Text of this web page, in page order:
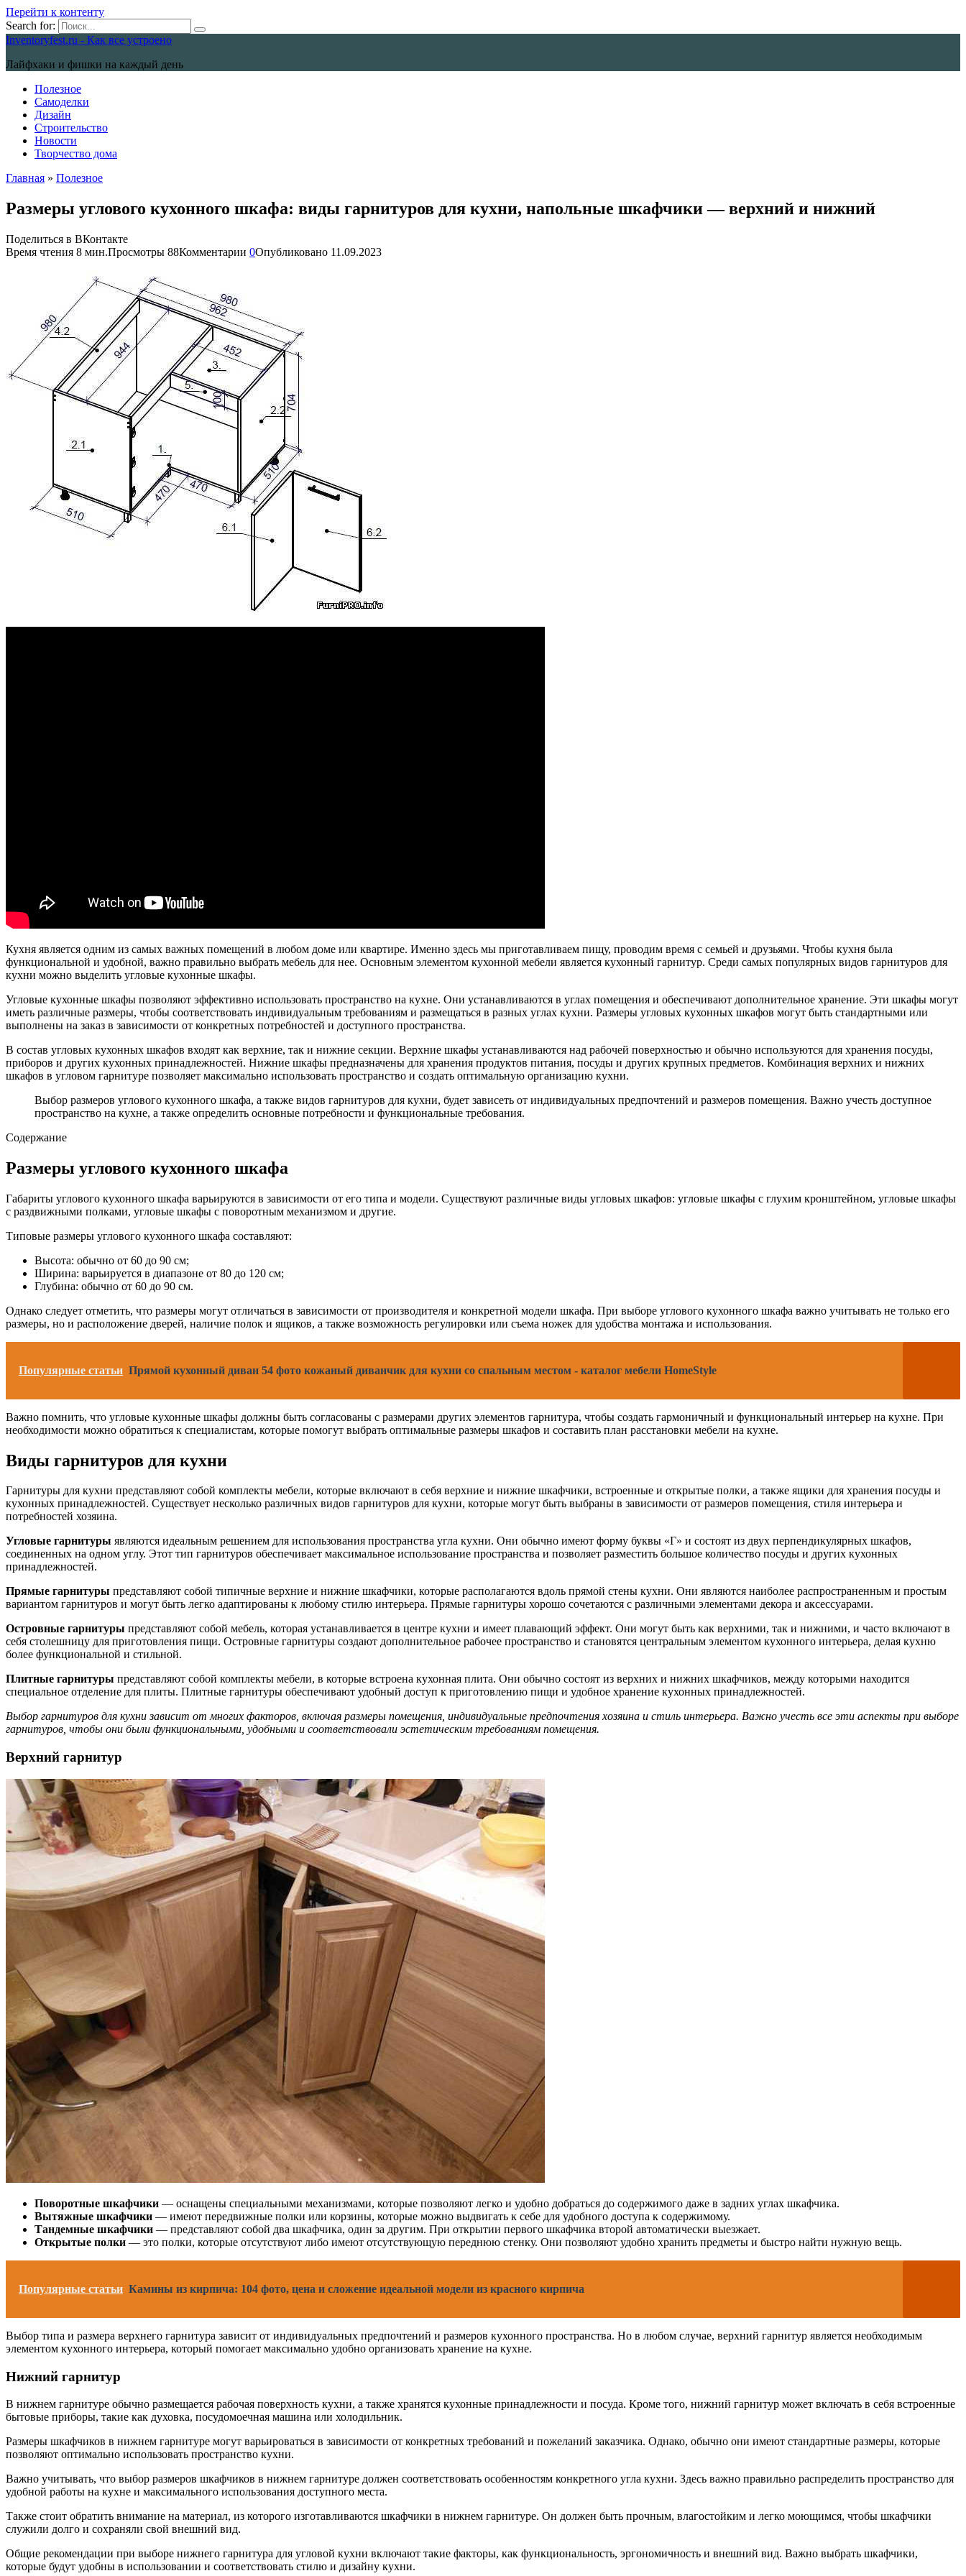
Перейти к контенту
Search for:
Inventoryfest.ru - Как все устроено
Лайфхаки и фишки на каждый день
Полезное
Самоделки
Дизайн
Строительство
Новости
Творчество дома
Главная » Полезное
Размеры углового кухонного шкафа: виды гарнитуров для кухни, напольные шкафчики — верхний и нижний
Поделиться в ВКонтакте
Время чтения 8 мин.Просмотры 88Комментарии 0Опубликовано 11.09.2023
Кухня является одним из самых важных помещений в любом доме или квартире. Именно здесь мы приготавливаем пищу, проводим время с семьей и друзьями. Чтобы кухня была
функциональной и удобной, важно правильно выбрать мебель для нее. Основным элементом кухонной мебели является кухонный гарнитур. Среди самых популярных видов гарнитуров для
кухни можно выделить угловые кухонные шкафы.
Угловые кухонные шкафы позволяют эффективно использовать пространство на кухне. Они устанавливаются в углах помещения и обеспечивают дополнительное хранение. Эти шкафы могут
иметь различные размеры, чтобы соответствовать индивидуальным требованиям и размещаться в разных углах кухни. Размеры угловых кухонных шкафов могут быть стандартными или
выполнены на заказ в зависимости от конкретных потребностей и доступного пространства.
В состав угловых кухонных шкафов входят как верхние, так и нижние секции. Верхние шкафы устанавливаются над рабочей поверхностью и обычно используются для хранения посуды,
приборов и других кухонных принадлежностей. Нижние шкафы предназначены для хранения продуктов питания, посуды и других крупных предметов. Комбинация верхних и нижних
шкафов в угловом гарнитуре позволяет максимально использовать пространство и создать оптимальную организацию кухни.
Выбор размеров углового кухонного шкафа, а также видов гарнитуров для кухни, будет зависеть от индивидуальных предпочтений и размеров помещения. Важно учесть доступное
пространство на кухне, а также определить основные потребности и функциональные требования.
Содержание
Размеры углового кухонного шкафа
Габариты углового кухонного шкафа варьируются в зависимости от его типа и модели. Существуют различные виды угловых шкафов: угловые шкафы с глухим кронштейном, угловые шкафы
с раздвижными полками, угловые шкафы с поворотным механизмом и другие.
Типовые размеры углового кухонного шкафа составляют:
Высота: обычно от 60 до 90 см;
Ширина: варьируется в диапазоне от 80 до 120 см;
Глубина: обычно от 60 до 90 см.
Однако следует отметить, что размеры могут отличаться в зависимости от производителя и конкретной модели шкафа. При выборе углового кухонного шкафа важно учитывать не только его
размеры, но и расположение дверей, наличие полок и ящиков, а также возможность регулировки или съема ножек для удобства монтажа и использования.
Популярные статьи Прямой кухонный диван 54 фото кожаный диванчик для кухни со спальным местом - каталог мебели HomeStyle
Важно помнить, что угловые кухонные шкафы должны быть согласованы с размерами других элементов гарнитура, чтобы создать гармоничный и функциональный интерьер на кухне. При
необходимости можно обратиться к специалистам, которые помогут выбрать оптимальные размеры шкафов и составить план расстановки мебели на кухне.
Виды гарнитуров для кухни
Гарнитуры для кухни представляют собой комплекты мебели, которые включают в себя верхние и нижние шкафчики, встроенные и открытые полки, а также ящики для хранения посуды и
кухонных принадлежностей. Существует несколько различных видов гарнитуров для кухни, которые могут быть выбраны в зависимости от размеров помещения, стиля интерьера и
потребностей хозяина.
Угловые гарнитуры являются идеальным решением для использования пространства угла кухни. Они обычно имеют форму буквы «Г» и состоят из двух перпендикулярных шкафов,
соединенных на одном углу. Этот тип гарнитуров обеспечивает максимальное использование пространства и позволяет разместить большое количество посуды и других кухонных
принадлежностей.
Прямые гарнитуры представляют собой типичные верхние и нижние шкафчики, которые располагаются вдоль прямой стены кухни. Они являются наиболее распространенным и простым
вариантом гарнитуров и могут быть легко адаптированы к любому стилю интерьера. Прямые гарнитуры хорошо сочетаются с различными элементами декора и аксессуарами.
Островные гарнитуры представляют собой мебель, которая устанавливается в центре кухни и имеет плавающий эффект. Они могут быть как верхними, так и нижними, и часто включают в
себя столешницу для приготовления пищи. Островные гарнитуры создают дополнительное рабочее пространство и становятся центральным элементом кухонного интерьера, делая кухню
более функциональной и стильной.
Плитные гарнитуры представляют собой комплекты мебели, в которые встроена кухонная плита. Они обычно состоят из верхних и нижних шкафчиков, между которыми находится
специальное отделение для плиты. Плитные гарнитуры обеспечивают удобный доступ к приготовлению пищи и удобное хранение кухонных принадлежностей.
Выбор гарнитуров для кухни зависит от многих факторов, включая размеры помещения, индивидуальные предпочтения хозяина и стиль интерьера. Важно учесть все эти аспекты при выборе
гарнитуров, чтобы они были функциональными, удобными и соответствовали эстетическим требованиям помещения.
Верхний гарнитур
Поворотные шкафчики — оснащены специальными механизмами, которые позволяют легко и удобно добраться до содержимого даже в задних углах шкафчика.
Вытяжные шкафчики — имеют передвижные полки или корзины, которые можно выдвигать к себе для удобного доступа к содержимому.
Тандемные шкафчики — представляют собой два шкафчика, один за другим. При открытии первого шкафчика второй автоматически выезжает.
Открытые полки — это полки, которые отсутствуют либо имеют отсутствующую переднюю стенку. Они позволяют удобно хранить предметы и быстро найти нужную вещь.
Популярные статьи Камины из кирпича: 104 фото, цена и сложение идеальной модели из красного кирпича
Выбор типа и размера верхнего гарнитура зависит от индивидуальных предпочтений и размеров кухонного пространства. Но в любом случае, верхний гарнитур является необходимым
элементом кухонного интерьера, который помогает максимально удобно организовать хранение на кухне.
Нижний гарнитур
В нижнем гарнитуре обычно размещается рабочая поверхность кухни, а также хранятся кухонные принадлежности и посуда. Кроме того, нижний гарнитур может включать в себя встроенные
бытовые приборы, такие как духовка, посудомоечная машина или холодильник.
Размеры шкафчиков в нижнем гарнитуре могут варьироваться в зависимости от конкретных требований и пожеланий заказчика. Однако, обычно они имеют стандартные размеры, которые
позволяют оптимально использовать пространство кухни.
Важно учитывать, что выбор размеров шкафчиков в нижнем гарнитуре должен соответствовать особенностям конкретного угла кухни. Здесь важно правильно распределить пространство для
удобной работы на кухне и максимального использования доступного места.
Также стоит обратить внимание на материал, из которого изготавливаются шкафчики в нижнем гарнитуре. Он должен быть прочным, влагостойким и легко моющимся, чтобы шкафчики
служили долго и сохраняли свой внешний вид.
Общие рекомендации при выборе нижнего гарнитура для угловой кухни включают такие факторы, как функциональность, эргономичность и внешний вид. Важно выбрать шкафчики,
которые будут удобны в использовании и соответствовать стилю и дизайну кухни.